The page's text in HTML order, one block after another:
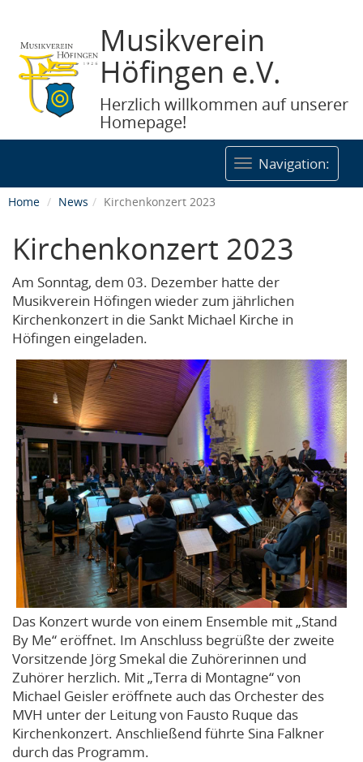
Musikverein
Höfingen e.V.
Herzlich willkommen auf unserer
Homepage!
Navigation:
Home News Kirchenkonzert 2023
Kirchenkonzert 2023
Am Sonntag, dem 03. Dezember hatte der
Musikverein Höfingen wieder zum jährlichen
Kirchenkonzert in die Sankt Michael Kirche in
Höfingen eingeladen.
Das Konzert wurde von einem Ensemble mit „Stand
By Me“ eröffnet. Im Anschluss begrüßte der zweite
Vorsitzende Jörg Smekal die Zuhörerinnen und
Zuhörer herzlich. Mit „Terra di Montagne“ von
Michael Geisler eröffnete auch das Orchester des
MVH unter der Leitung von Fausto Ruque das
Kirchenkonzert. Anschließend führte Sina Falkner
durch das Programm.